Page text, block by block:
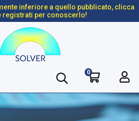
inferiore a quello pubblicato, clicca
registrati per conoscerlo!
0